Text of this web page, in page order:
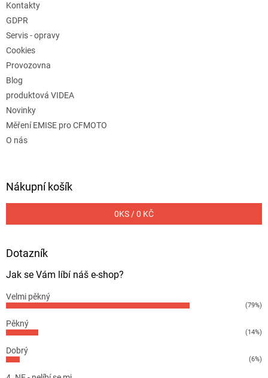
Kontakty
GDPR
Servis - opravy
Cookies
Provozovna
Blog
produktová VIDEA
Novinky
Měření EMISE pro CFMOTO
O nás
Nákupní košík
0KS /0 KČ
Dotazník
Jak se Vám líbí náš e-shop?
Velmi pěkný
(79%)
Pěkný
(14%)
Dobrý
(6%)